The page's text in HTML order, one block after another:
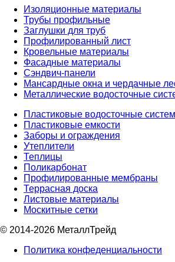
Изоляционные материалы
Трубы профильные
Заглушки для труб
Профилированный лист
Кровельные материалы
Фасадные материалы
Сэндвич-панели
Мансардные окна и чердачные
Металлические водосточные
Пластиковые водосточные
Пластиковые емкости
Заборы и ограждения
Утеплители
Теплицы
Поликарбонат
Профилированные мембраны
Террасная доска
Листовые материалы
Москитные сетки
© 2014-2026 МеталлТрейд
Политика конфеденциальности